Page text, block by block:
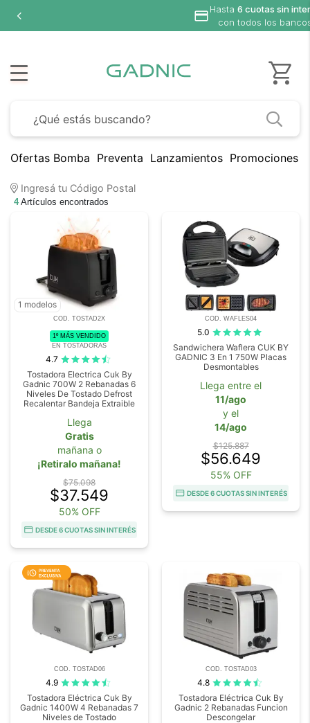
Hasta 6 cuotas sin
con todos los
Ofertas Bomba Preventa Lanzamientos Promociones
Ingresá tu Código Postal
4Artículos encontrados
1 modelos
COD. TOSTAD2X
1º MÁS VENDIDO
EN TOSTADORAS
4.7
Tostadora Electrica Cuk By
Gadnic 700W 2 Rebanadas 6
Niveles De Tostado Defrost
Recalentar Bandeja Extraible
Llega
Gratis
mañana o
¡Retiralo mañana!
$75.098
$37.549
50% OFF
DESDE 6 CUOTAS SIN INTERÉS
COD. WAFLES04
5.0
Sandwichera Waflera CUK BY
GADNIC 3 En 1 750W Placas
Desmontables
Llega entre el
11/ago
y el
14/ago
$125.887
$56.649
55% OFF
DESDE 6 CUOTAS SIN INTERÉS
COD. TOSTAD06
4.9
Tostadora Eléctrica Cuk By
Gadnic 1400W 4 Rebanadas 7
Niveles de Tostado
COD. TOSTAD03
4.8
Tostadora Eléctrica Cuk By
Gadnic 2 Rebanadas Funcion
Descongelar